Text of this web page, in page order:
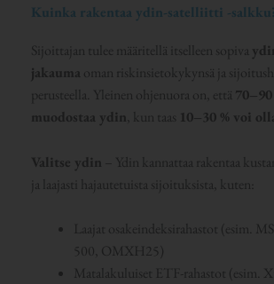
Kuinka rakentaa ydin-satelliitti -
Sijoittajan tulee määritellä itselleen sopiva
jakauma oman riskinsietokykynsä ja
perusteella. Yleinen ohjenuora on, että
muodostaa ydin , kun taas 10–30 % voi
Valitse ydin – Ydin kannattaa rakentaa
ja laajasti hajautetuista sijoituksista, kuten:
Laajat osakeindeksirahastot (esim.
500, OMXH25)
Matalakuluiset ETF-rahastot (esim.